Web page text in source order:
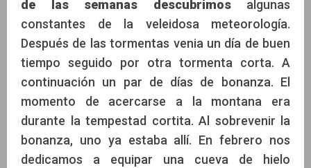
de las semanas descubrimosalgunas
constantes de la veleidosa meteorología.
Después de las tormentas venia un día de buen
tiempo seguido por otra tormenta corta. A
continuación un par de días de bonanza. El
momento de acercarse a la montana era
durante la tempestad cortita. Al sobrevenir la
bonanza, uno ya estaba allí. En febrero nos
dedicamos a equipar una cueva de hielo